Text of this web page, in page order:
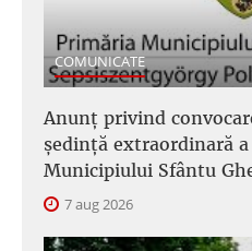
COMUNICATE
Anunţ privind
şedinţă extraordinară
Municipiului Sfântu
7 aug 2026